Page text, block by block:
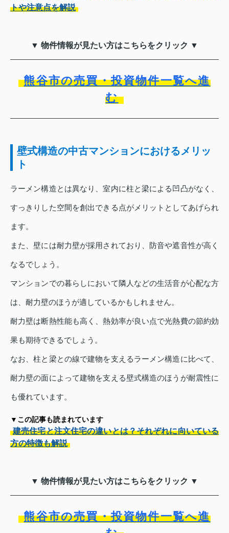
トや注意点を解説
▼ 物件情報が見たい方はこちらをクリック ▼
熊谷市の売買・投資物件一覧へ進
む
壁式構造の中古マンションにおけるメリッ
ト
ラーメン構造とは異なり、室内に柱と梁による凹凸がなく、
すっきりした空間を創出できる点がメリットとしてあげられ
ます。
また、壁には耐力壁が採用されており、防音や遮音性が高く
なるでしょう。
マンションでの暮らしにおいて隣人などの生活音が心配な方
は、耐力壁のほうが適しているかもしれません。
耐力壁は断熱性能も高く、熱効率が良い点で光熱費の節約効
果も期待できるでしょう。
なお、柱と梁との線で建物を支えるラーメン構造に比べて、
耐力壁の面によって建物を支える壁式構造のほうが耐震性に
も優れています。
▼この記事も読まれています
建売住宅と注文住宅の違いとは？それぞれに向いている
方の特徴も解説
▼ 物件情報が見たい方はこちらをクリック ▼
熊谷市の売買・投資物件一覧へ進